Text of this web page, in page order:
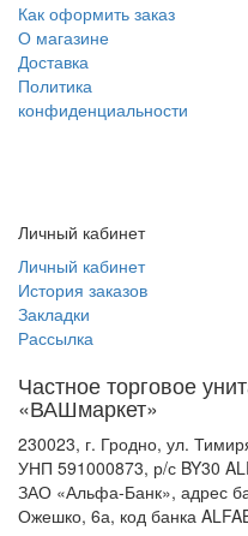
Как оформить заказ
О магазине
Доставка
Политика
конфиденциальности
Личный кабинет
Личный кабинет
История заказов
Закладки
Рассылка
Частное торговое
«ВАШмаркет»
230023, г. Гродно, ул.
УНП 591000873, р/с BY30
ЗАО «Альфа-Банк», адрес
Ожешко, 6а, код банка